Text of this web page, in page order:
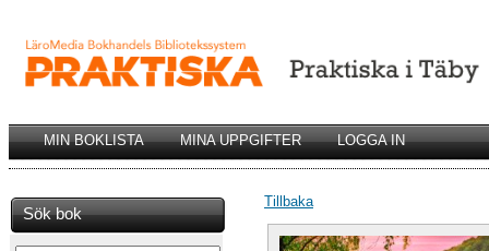
MIN BOKLISTA MINA UPPGIFTER LOGGA IN
Sök bok
Tillbaka